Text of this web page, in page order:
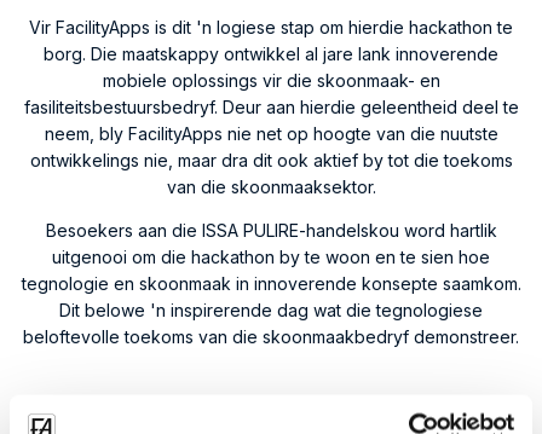
Vir FacilityApps is dit 'n logiese stap om hierdie hackathon te
borg. Die maatskappy ontwikkel al jare lank innoverende
mobiele oplossings vir die skoonmaak- en
fasiliteitsbestuursbedryf. Deur aan hierdie geleentheid deel te
neem, bly FacilityApps nie net op hoogte van die nuutste
ontwikkelings nie, maar dra dit ook aktief by tot die toekoms
van die skoonmaaksektor.
Besoekers aan die ISSA PULIRE-handelskou word hartlik
uitgenooi om die hackathon by te woon en te sien hoe
tegnologie en skoonmaak in innoverende konsepte saamkom.
Dit belowe 'n inspirerende dag wat die tegnologiese
beloftevolle toekoms van die skoonmaakbedryf demonstreer.